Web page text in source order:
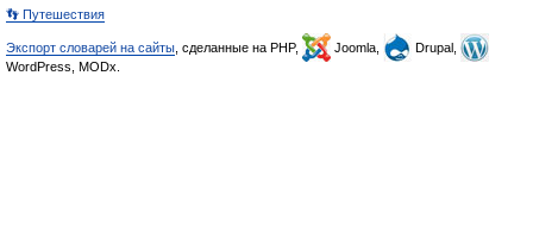
👣 Путешествия
Экспорт словарей на сайты , сделанные на PHP, Joomla,
Drupal,
WordPress, MODx.